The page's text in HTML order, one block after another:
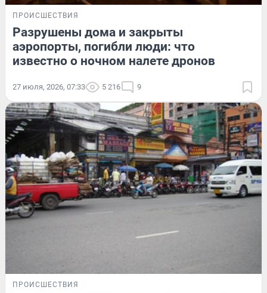
ПРОИСШЕСТВИЯ
Разрушены дома и закрыты
аэропорты, погибли люди: что
известно о ночном налете дронов
27 июля, 2026, 07:33 5 216 9
ПРОИСШЕСТВИЯ